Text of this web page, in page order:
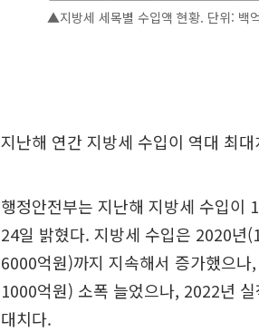
▲지방세 세목별 수입액 현황. 단위: 백
지난해 연간 지방세 수입이 역대 최
행정안전부는 지난해 지방세 수입이
24일 밝혔다. 지방세 수입은 2020년
6000억원)까지 지속해서 증가했으
1000억원) 소폭 늘었으나, 2022년
대치다.